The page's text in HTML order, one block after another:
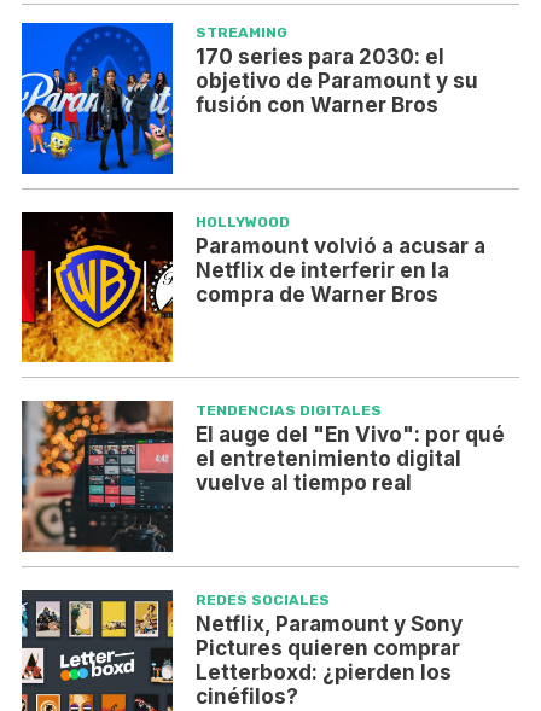
STREAMING
170 series para 2030: el
objetivo de Paramount y su
fusión con Warner Bros
HOLLYWOOD
Paramount volvió a acusar a
Netflix de interferir en la
compra de Warner Bros
TENDENCIAS DIGITALES
El auge del "En Vivo": por qué
el entretenimiento digital
vuelve al tiempo real
REDES SOCIALES
Netflix, Paramount y Sony
Pictures quieren comprar
Letterboxd: ¿pierden los
cinéfilos?